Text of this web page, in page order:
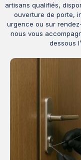
artisans qualifiés,
ouverture de porte,
urgence ou sur
nous vous
dessous